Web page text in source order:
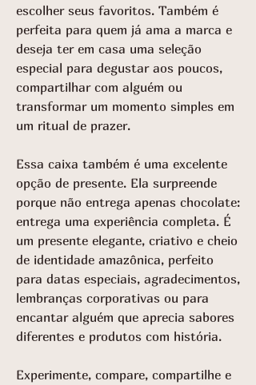
escolher seus favoritos. Também é
perfeita para quem já ama a marca e
deseja ter em casa uma seleção
especial para degustar aos poucos,
compartilhar com alguém ou
transformar um momento simples em
um ritual de prazer.
Essa caixa também é uma excelente
opção de presente. Ela surpreende
porque não entrega apenas chocolate:
entrega uma experiência completa. É
um presente elegante, criativo e cheio
de identidade amazônica, perfeito
para datas especiais, agradecimentos,
lembranças corporativas ou para
encantar alguém que aprecia sabores
diferentes e produtos com história.
Experimente, compare, compartilhe e